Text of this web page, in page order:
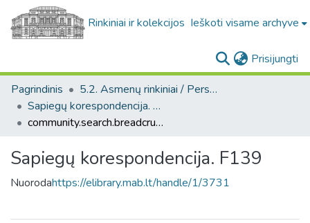
Rinkiniai ir kolekcijos Ieškoti visame archyve
Prisijungti
Pagrindinis
5.2. Asmenų rinkiniai / Personal collections
Sapiegų korespondencija. F139
community.search.breadcrumbs
Sapiegų korespondencija. F139
Nuorodahttps://elibrary.mab.lt/handle/1/3731